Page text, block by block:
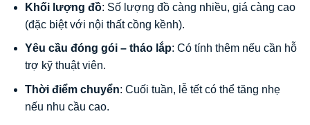
Khối lượng đồ: Số lượng đồ càng nhiều, giá càng cao
(đặc biệt với nội thất cồng kềnh).
Yêu cầu đóng gói – tháo lắp: Có tính thêm nếu cần hỗ
trợ kỹ thuật viên.
Thời điểm chuyển: Cuối tuần, lễ tết có thể tăng nhẹ
nếu nhu cầu cao.